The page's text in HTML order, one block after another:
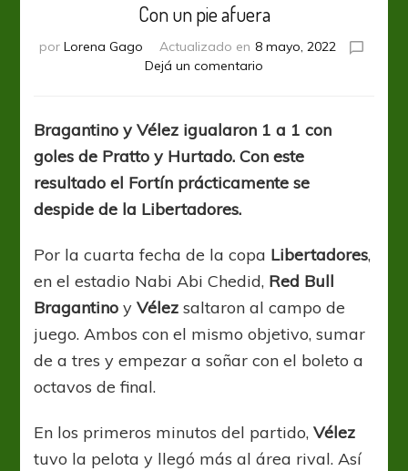
Con un pie afuera
por Lorena Gago Actualizado en 8 mayo, 2022
Dejá un comentario
pie
afuera
Bragantino y Vélez igualaron 1 a 1 con
goles de Pratto y Hurtado. Con este
resultado el Fortín prácticamente se
despide de la Libertadores.
Por la cuarta fecha de la copa Libertadores,
en el estadio Nabi Abi Chedid, Red Bull
Bragantino yVélez saltaron al campo de
juego. Ambos con el mismo objetivo, sumar
de a tres y empezar a soñar con el boleto a
octavos de final.
En los primeros minutos del partido,Vélez
tuvo la pelota y llegó más al área rival. Así